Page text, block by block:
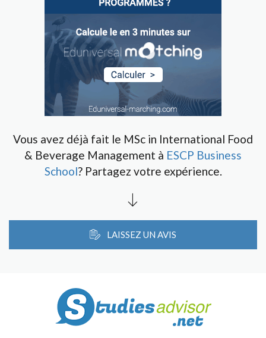
Vous avez déjà fait le MSc in International Food
& Beverage Management à ESCP Business
School? Partagez votre expérience.
LAISSEZ UN AVIS